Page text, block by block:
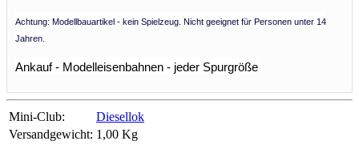
Achtung: Modellbauartikel - kein Spielzeug. Nicht geeignet für Personen unter 14
Jahren.
Ankauf - Modelleisenbahnen - jeder Spurgröße
Mini-Club:
Diesellok
Versandgewicht: 1,00 Kg